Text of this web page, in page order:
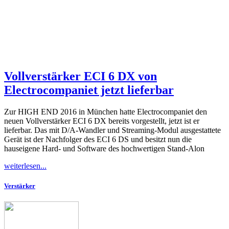
Vollverstärker ECI 6 DX von
Electrocompaniet jetzt lieferbar
Zur HIGH END 2016 in München hatte Electrocompaniet den
neuen Vollverstärker ECI 6 DX bereits vorgestellt, jetzt ist er
lieferbar. Das mit D/A-Wandler und Streaming-Modul ausgestattete
Gerät ist der Nachfolger des ECI 6 DS und besitzt nun die
hauseigene Hard- und Software des hochwertigen Stand-Alon
weiterlesen...
Verstärker